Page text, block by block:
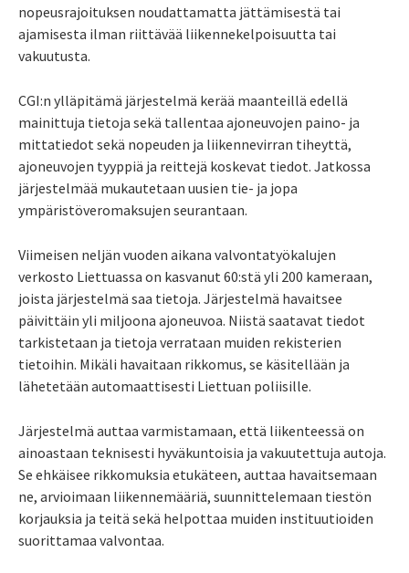
nopeusrajoituksen noudattamatta jättämisestä tai
ajamisesta ilman riittävää liikennekelpoisuutta tai
vakuutusta.
CGI:n ylläpitämä järjestelmä kerää maanteillä edellä
mainittuja tietoja sekä tallentaa ajoneuvojen paino- ja
mittatiedot sekä nopeuden ja liikennevirran tiheyttä,
ajoneuvojen tyyppiä ja reittejä koskevat tiedot. Jatkossa
järjestelmää mukautetaan uusien tie- ja jopa
ympäristöveromaksujen seurantaan.
Viimeisen neljän vuoden aikana valvontatyökalujen
verkosto Liettuassa on kasvanut 60:stä yli 200 kameraan,
joista järjestelmä saa tietoja. Järjestelmä havaitsee
päivittäin yli miljoona ajoneuvoa. Niistä saatavat tiedot
tarkistetaan ja tietoja verrataan muiden rekisterien
tietoihin. Mikäli havaitaan rikkomus, se käsitellään ja
lähetetään automaattisesti Liettuan poliisille.
Järjestelmä auttaa varmistamaan, että liikenteessä on
ainoastaan teknisesti hyväkuntoisia ja vakuutettuja autoja.
Se ehkäisee rikkomuksia etukäteen, auttaa havaitsemaan
ne, arvioimaan liikennemääriä, suunnittelemaan tiestön
korjauksia ja teitä sekä helpottaa muiden instituutioiden
suorittamaa valvontaa.